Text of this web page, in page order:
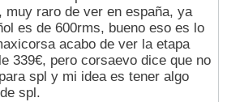
muy raro de ver en españa, ya
es de 600rms, bueno eso es lo
acabo de ver la etapa
339€, pero corsaevo dice que no
spl y mi idea es tener algo
spl.